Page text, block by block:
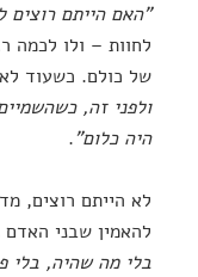
"האם הייתם רוצים
לחוות – ולו לכמה
של כולם. כשעוד
ולפני זה,
היה כלום".
לא הייתם רוצים,
להאמין שבני
בלי מה שהיה, בלי